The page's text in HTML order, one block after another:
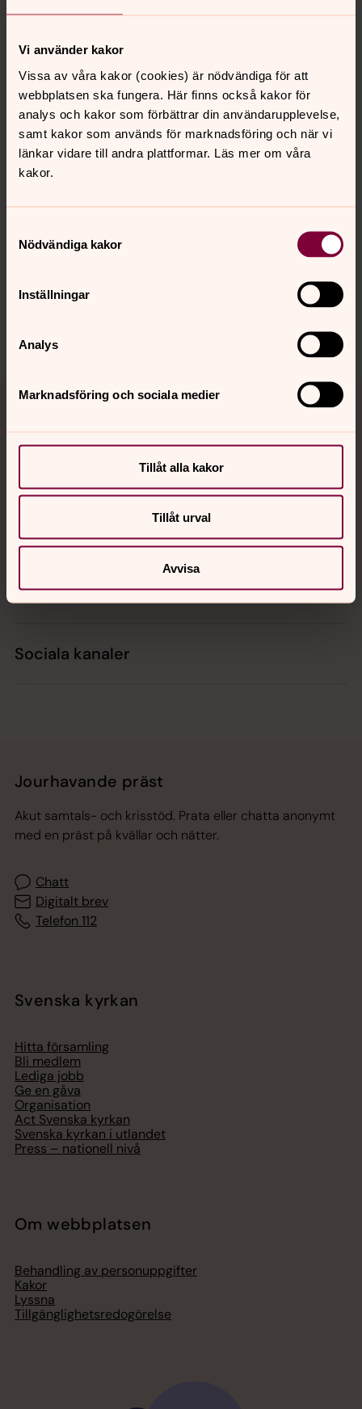
Vi använder kakor
Vissa av våra kakor (cookies) är nödvändiga för att
webbplatsen ska fungera. Här finns också kakor för
analys och kakor som förbättrar din användarupplevelse,
samt kakor som används för marknadsföring och när vi
länkar vidare till andra plattformar. Läs mer om våra
kakor.
Nödvändiga kakor
Inställningar
Analys
Marknadsföring och sociala medier
Tillåt alla kakor
Tillåt urval
Avvisa
Dopdroppen
Efter varje dop får den nydöpta en Dopdroppe från
Erska kyrka tillsammans med alla andra dopdroppar av
dem som har döpts under året i församlingen. Varje vår
bjuder vi in till en festgudstjänst där varje familj bjuds in
att hämta sin dopdroppe.
Synpunkter eller frågor på sidans
innehåll?
Tillbaka till toppen
Tillbaka till innehållet
Kalender
Hitta snabbt
Sociala kanaler
Jourhavande präst
Akut samtals- och krisstöd. Prata eller chatta anonymt
med en präst på kvällar och nätter.
Chatt
Digitalt brev
Telefon 112
Svenska kyrkan
Hitta församling
Bli medlem
Lediga jobb
Ge en gåva
Organisation
Act Svenska kyrkan
Svenska kyrkan i utlandet
Press – nationell nivå
Om webbplatsen
Behandling av personuppgifter
Kakor
Lyssna
Tillgänglighetsredogörelse